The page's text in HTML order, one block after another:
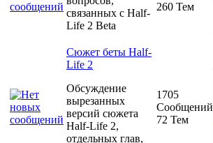
связанных с Half-
Life 2 Beta
260 Тем
Сюжет беты Half-
Life 2
Обсуждение
вырезанных
версий сюжета
Half-Life 2,
отдельных глав,
1705
Сообщений
72 Тем